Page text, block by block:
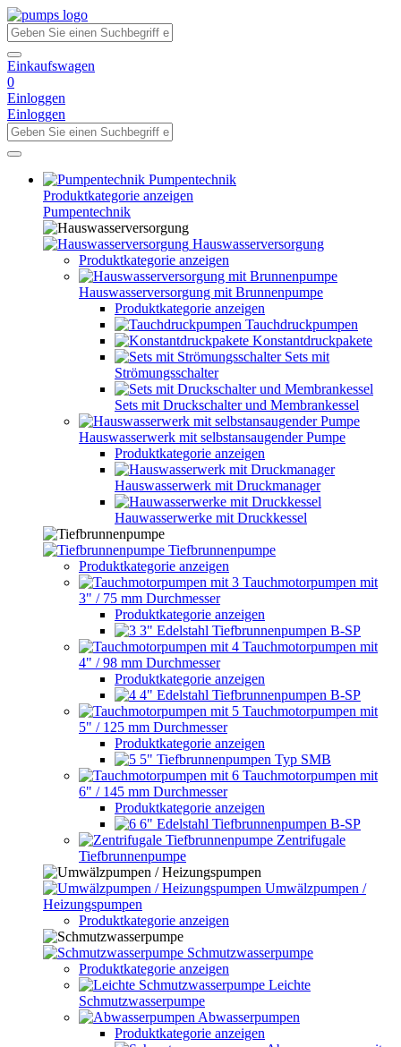
Einkaufswagen
0
Einloggen
Einloggen
Pumpentechnik
Produktkategorie anzeigen
Pumpentechnik
Hauswasserversorgung
Produktkategorie anzeigen
Hauswasserversorgung mit Brunnenpumpe
Produktkategorie anzeigen
Tauchdruckpumpen
Konstantdruckpakete
Sets mit
Strömungsschalter
Sets mit Druckschalter und Membrankessel
Hauswasserwerk mit selbstansaugender Pumpe
Produktkategorie anzeigen
Hauswasserwerk mit Druckmanager
Hauwasserwerke mit Druckkessel
Tiefbrunnenpumpe
Produktkategorie anzeigen
Tauchmotorpumpen mit
3" / 75 mm Durchmesser
Produktkategorie anzeigen
3" Edelstahl Tiefbrunnenpumpen B-SP
Tauchmotorpumpen mit
4" / 98 mm Durchmesser
Produktkategorie anzeigen
4" Edelstahl Tiefbrunnenpumpen B-SP
Tauchmotorpumpen mit
5" / 125 mm Durchmesser
Produktkategorie anzeigen
5" Tiefbrunnenpumpen Typ SMB
Tauchmotorpumpen mit
6" / 145 mm Durchmesser
Produktkategorie anzeigen
6" Edelstahl Tiefbrunnenpumpen B-SP
Zentrifugale
Tiefbrunnenpumpe
Umwälzpumpen /
Heizungspumpen
Produktkategorie anzeigen
Schmutzwasserpumpe
Produktkategorie anzeigen
Leichte
Schmutzwasserpumpe
Abwasserpumpen
Produktkategorie anzeigen